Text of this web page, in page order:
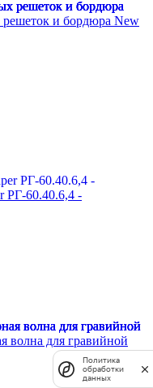
и бордюра New
РГ-60.40.6,4 -
волна для гравийной
Политика
обработки
данных